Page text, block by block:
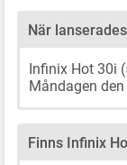
När
Infinix Hot 30i
Måndagen
Finns Infinix